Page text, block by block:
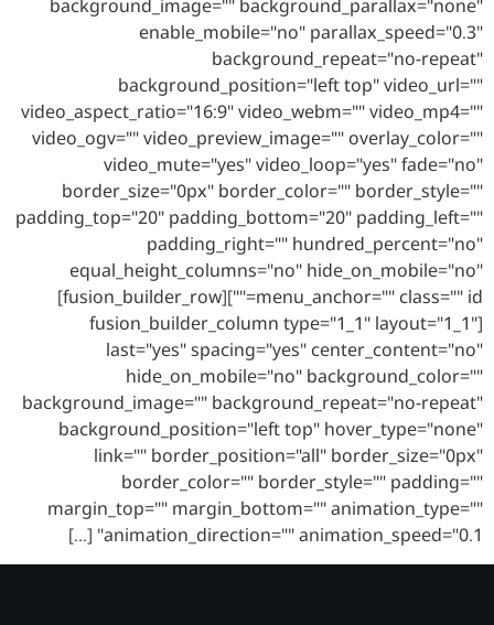
background_image="" background_parallax="none"
enable_mobile="no" parallax_speed="0.3"
background_repeat="no-repeat"
background_position="left top" video_url=""
video_aspect_ratio="16:9" video_webm="" video_mp4=""
video_ogv="" video_preview_image="" overlay_color=""
video_mute="yes" video_loop="yes" fade="no"
border_size="0px" border_color="" border_style=""
padding_top="20" padding_bottom="20" padding_left=""
padding_right="" hundred_percent="no"
equal_height_columns="no" hide_on_mobile="no"
menu_anchor="" class="" id=""][fusion_builder_row]
[fusion_builder_column type="1_1" layout="1_1"
last="yes" spacing="yes" center_content="no"
hide_on_mobile="no" background_color=""
background_image="" background_repeat="no-repeat"
background_position="left top" hover_type="none"
link="" border_position="all" border_size="0px"
border_color="" border_style="" padding=""
margin_top="" margin_bottom="" animation_type=""
animation_direction="" animation_speed="0.1" […]